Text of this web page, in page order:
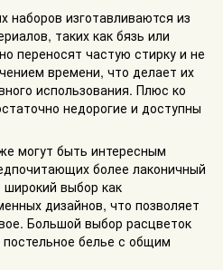
наборов изготавливаются из
таких как бязь или
переносят частую стирку и не
времени, что делает их
использования. Плюс ко
недорогие и доступны
могут быть интересным
более лаконичный
выбор как
дизайнов, что позволяет
Большой выбор расцветок
белье с общим